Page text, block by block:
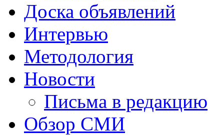
Доска объявлений
Интервью
Методология
Новости
Письма в редакцию
Обзор СМИ